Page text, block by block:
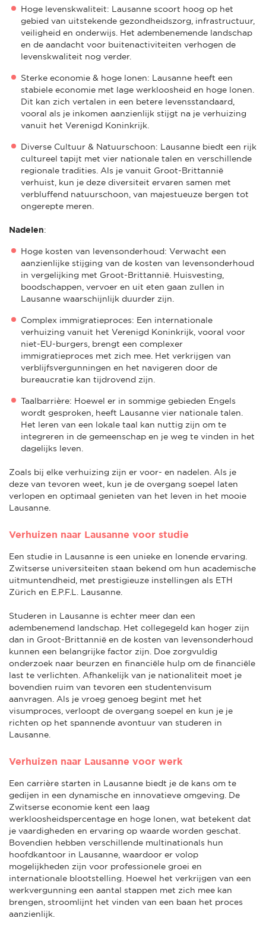
Hoge levenskwaliteit: Lausanne scoort hoog op het
gebied van uitstekende gezondheidszorg, infrastructuur,
veiligheid en onderwijs. Het adembenemende landschap
en de aandacht voor buitenactiviteiten verhogen de
levenskwaliteit nog verder.
Sterke economie & hoge lonen: Lausanne heeft een
stabiele economie met lage werkloosheid en hoge lonen.
Dit kan zich vertalen in een betere levensstandaard,
vooral als je inkomen aanzienlijk stijgt na je verhuizing
vanuit het Verenigd Koninkrijk.
Diverse Cultuur & Natuurschoon: Lausanne biedt een rijk
cultureel tapijt met vier nationale talen en verschillende
regionale tradities. Als je vanuit Groot-Brittannië
verhuist, kun je deze diversiteit ervaren samen met
verbluffend natuurschoon, van majestueuze bergen tot
ongerepte meren.
Nadelen:
Hoge kosten van levensonderhoud: Verwacht een
aanzienlijke stijging van de kosten van levensonderhoud
in vergelijking met Groot-Brittannië. Huisvesting,
boodschappen, vervoer en uit eten gaan zullen in
Lausanne waarschijnlijk duurder zijn.
Complex immigratieproces: Een internationale
verhuizing vanuit het Verenigd Koninkrijk, vooral voor
niet-EU-burgers, brengt een complexer
immigratieproces met zich mee. Het verkrijgen van
verblijfsvergunningen en het navigeren door de
bureaucratie kan tijdrovend zijn.
Taalbarrière: Hoewel er in sommige gebieden Engels
wordt gesproken, heeft Lausanne vier nationale talen.
Het leren van een lokale taal kan nuttig zijn om te
integreren in de gemeenschap en je weg te vinden in het
dagelijks leven.
Zoals bij elke verhuizing zijn er voor- en nadelen. Als je
deze van tevoren weet, kun je de overgang soepel laten
verlopen en optimaal genieten van het leven in het mooie
Lausanne.
Verhuizen naar Lausanne voor studie
Een studie in Lausanne is een unieke en lonende ervaring.
Zwitserse universiteiten staan bekend om hun academische
uitmuntendheid, met prestigieuze instellingen als ETH
Zürich en E.P.F.L. Lausanne.
Studeren in Lausanne is echter meer dan een
adembenemend landschap. Het collegegeld kan hoger zijn
dan in Groot-Brittannië en de kosten van levensonderhoud
kunnen een belangrijke factor zijn. Doe zorgvuldig
onderzoek naar beurzen en financiële hulp om de financiële
last te verlichten. Afhankelijk van je nationaliteit moet je
bovendien ruim van tevoren een studentenvisum
aanvragen. Als je vroeg genoeg begint met het
visumproces, verloopt de overgang soepel en kun je je
richten op het spannende avontuur van studeren in
Lausanne.
Verhuizen naar Lausanne voor werk
Een carrière starten in Lausanne biedt je de kans om te
gedijen in een dynamische en innovatieve omgeving. De
Zwitserse economie kent een laag
werkloosheidspercentage en hoge lonen, wat betekent dat
je vaardigheden en ervaring op waarde worden geschat.
Bovendien hebben verschillende multinationals hun
hoofdkantoor in Lausanne, waardoor er volop
mogelijkheden zijn voor professionele groei en
internationale blootstelling. Hoewel het verkrijgen van een
werkvergunning een aantal stappen met zich mee kan
brengen, stroomlijnt het vinden van een baan het proces
aanzienlijk.